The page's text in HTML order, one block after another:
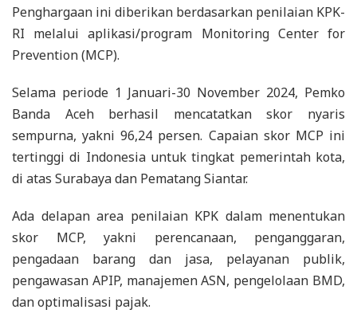
Penghargaan ini diberikan berdasarkan penilaian KPK-
RI melalui aplikasi/program Monitoring Center for
Prevention (MCP).
Selama periode 1 Januari-30 November 2024, Pemko
Banda Aceh berhasil mencatatkan skor nyaris
sempurna, yakni 96,24 persen. Capaian skor MCP ini
tertinggi di Indonesia untuk tingkat pemerintah kota,
di atas Surabaya dan Pematang Siantar.
Ada delapan area penilaian KPK dalam menentukan
skor MCP, yakni perencanaan, penganggaran,
pengadaan barang dan jasa, pelayanan publik,
pengawasan APIP, manajemen ASN, pengelolaan BMD,
dan optimalisasi pajak.